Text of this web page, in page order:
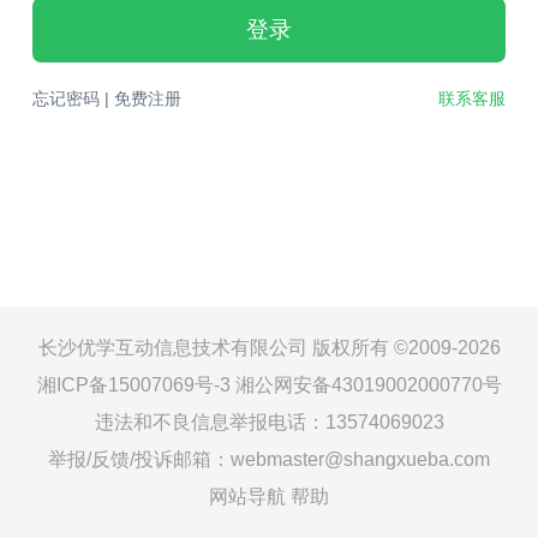
登录
忘记密码| 免费注册 联系客服
长沙优学互动信息技术有限公司 版权所有 ©2009-2026
湘ICP备15007069号-3 湘公网安备43019002000770号
违法和不良信息举报电话：13574069023
举报/反馈/投诉邮箱：webmaster@shangxueba.com
网站导航 帮助